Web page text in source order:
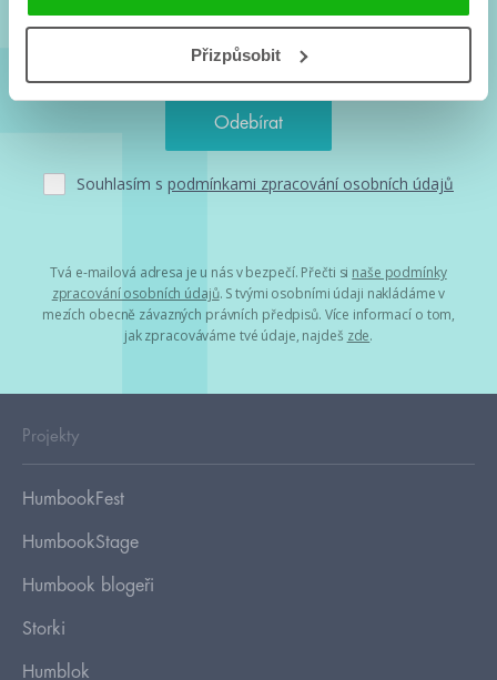
Přizpůsobit
Souhlasím s podmínkami zpracování osobních údajů
Tvá e-mailová adresa je u nás v bezpečí. Přečti si naše podmínky
zpracování osobních údajů. S tvými osobními údaji nakládáme v
mezích obecně závazných právních předpisů. Více informací o tom,
jak zpracováváme tvé údaje, najdeš zde.
Projekty
HumbookFest
HumbookStage
Humbook blogeři
Storki
Humblok